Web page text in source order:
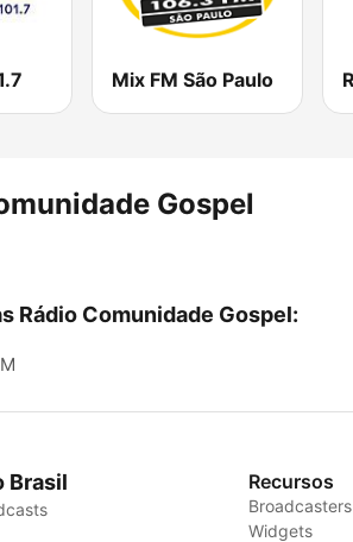
Mix FM São Paulo
Gospel
Rádio Comunidade Gospel:
Brasil Recursos
Broadcasters
Widgets